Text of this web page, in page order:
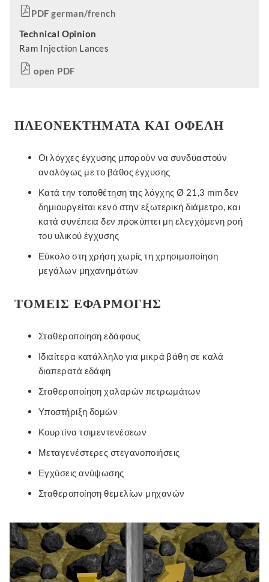
PDF german/french
Technical Opinion
Ram Injection Lances
open PDF
ΠΛΕΟΝΕΚΤΉΜΑΤΑ ΚΑΙ ΟΦΈΛΗ
Οι λόγχες έγχυσης μπορούν να συνδυαστούν
αναλόγως με το βάθος έγχυσης
Κατά την τοποθέτηση της λόγχης Ø 21,3 mm δεν
δημιουργείται κενό στην εξωτερική διάμετρο, και
κατά συνέπεια δεν προκύπτει μη ελεγχόμενη ροή
του υλικού έγχυσης
Εύκολο στη χρήση χωρίς τη χρησιμοποίηση
μεγάλων μηχανημάτων
ΤΟΜΕΊΣ ΕΦΑΡΜΟΓΉΣ
Σταθεροποίηση εδάφους
Ιδιαίτερα κατάλληλο για μικρά βάθη σε καλά
διαπερατά εδάφη
Σταθεροποίηση χαλαρών πετρωμάτων
Υποστήριξη δομών
Κουρτίνα τσιμεντενέσεων
Μεταγενέστερες στεγανοποιήσεις
Εγχύσεις ανύψωσης
Σταθεροποίηση θεμελίων μηχανών